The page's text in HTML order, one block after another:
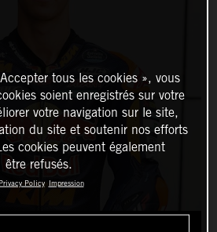
tous les cookies », vous
soient enregistrés sur votre
votre navigation sur le site,
du site et soutenir nos efforts
cookies peuvent également
être refusés.
Privacy Policy Impression